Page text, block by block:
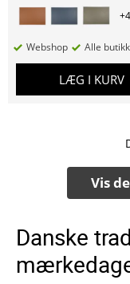
+4
Webshop Alle
LÆG I KURV
Vis
Danske